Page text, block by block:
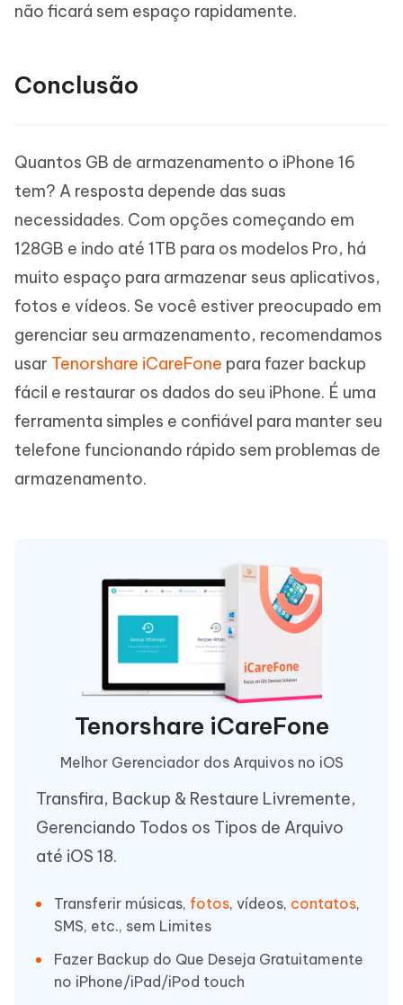
não ficará sem espaço rapidamente.
Conclusão
Quantos GB de armazenamento o iPhone 16
tem? A resposta depende das suas
necessidades. Com opções começando em
128GB e indo até 1TB para os modelos Pro, há
muito espaço para armazenar seus aplicativos,
fotos e vídeos. Se você estiver preocupado em
gerenciar seu armazenamento, recomendamos
usar Tenorshare iCareFone para fazer backup
fácil e restaurar os dados do seu iPhone. É uma
ferramenta simples e confiável para manter seu
telefone funcionando rápido sem problemas de
armazenamento.
Tenorshare iCareFone
Melhor Gerenciador dos Arquivos no iOS
Transfira, Backup & Restaure Livremente,
Gerenciando Todos os Tipos de Arquivo
até iOS 18.
Transferir músicas, fotos, vídeos, contatos,
SMS, etc., sem Limites
Fazer Backup do Que Deseja Gratuitamente
no iPhone/iPad/iPod touch